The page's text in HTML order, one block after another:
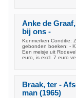
Anke de
bij ons -
Kenmerken Conditie:
gebonden boeken: -
Een meisje uit
euro, is excl. 7 euro
Braak, ter -
man (1965)